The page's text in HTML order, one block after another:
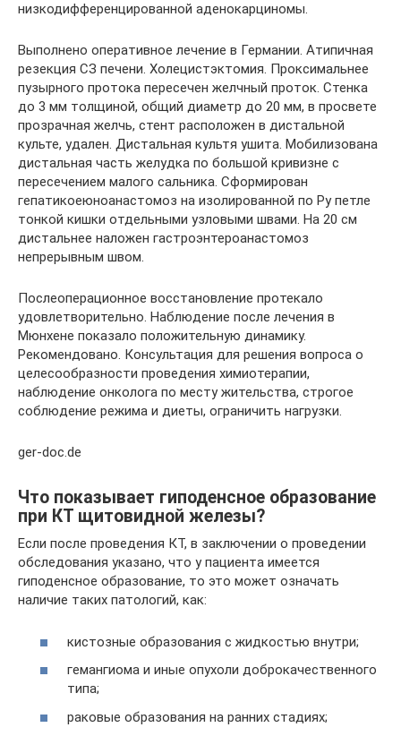
низкодифференцированной аденокарциномы.
Выполнено оперативное лечение в Германии. Атипичная
резекция СЗ печени. Холецистэктомия. Проксимальнее
пузырного протока пересечен желчный проток. Стенка
до 3 мм толщиной, общий диаметр до 20 мм, в просвете
прозрачная желчь, стент расположен в дистальной
культе, удален. Дистальная культя ушита. Мобилизована
дистальная часть желудка по большой кривизне с
пересечением малого сальника. Сформирован
гепатикоеюноанастомоз на изолированной по Ру петле
тонкой кишки отдельными узловыми швами. На 20 см
дистальнее наложен гастроэнтероанастомоз
непрерывным швом.
Послеоперационное восстановление протекало
удовлетворительно. Наблюдение после лечения в
Мюнхене показало положительную динамику.
Рекомендовано. Консультация для решения вопроса о
целесообразности проведения химиотерапии,
наблюдение онколога по месту жительства, строгое
соблюдение режима и диеты, ограничить нагрузки.
ger-doc.de
Что показывает гиподенсное образование
при КТ щитовидной железы?
Если после проведения КТ, в заключении о проведении
обследования указано, что у пациента имеется
гиподенсное образование, то это может означать
наличие таких патологий, как:
кистозные образования с жидкостью внутри;
гемангиома и иные опухоли доброкачественного
типа;
раковые образования на ранних стадиях;